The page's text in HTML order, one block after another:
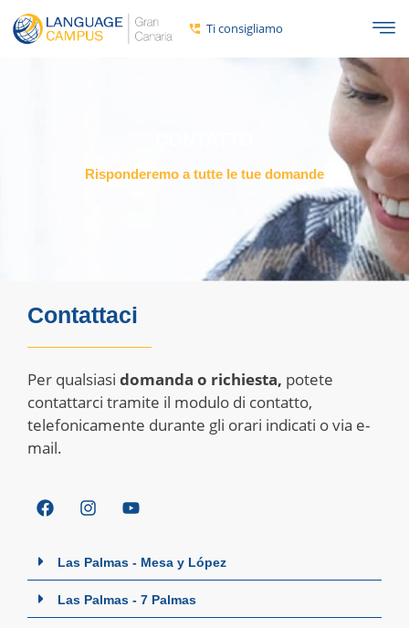
Ti consigliamo
Risponderemo a tutte le tue domande
Contattaci
Per qualsiasi domanda o richiesta, potete
contattarci tramite il modulo di contatto,
telefonicamente durante gli orari indicati o via e-
mail.
Las Palmas - Mesa y López
Las Palmas - 7 Palmas